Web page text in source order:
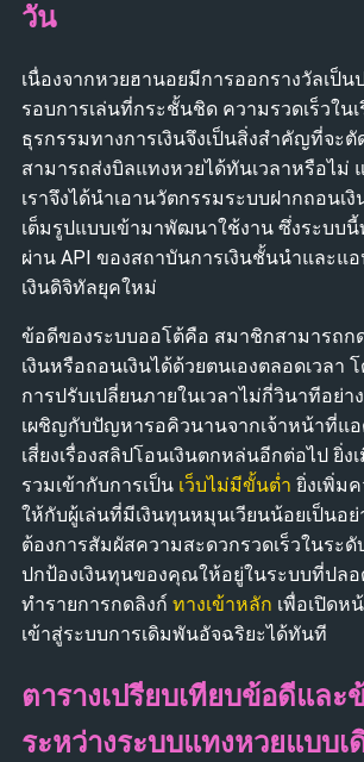
วัน
เนื่องจากหวยฮานอยมีการออกรางวัลเป็
รอบการเล่นที่กระชั้นชิด ความรวดเร็วใน
ธุรกรรมทางการเงินจึงเป็นสิ่งสำคัญที่จะตั
สามารถส่งบิลแทงหวยได้ทันเวลาหรือไม่
เราจึงได้นำเอานวัตกรรมระบบฝากถอนเ
เต็มรูปแบบเข้ามาพัฒนาใช้งาน ซึ่งระบบนี้
ผ่าน API ของสถาบันการเงินชั้นนำและแ
เงินดิจิทัลยุคใหม่
ข้อดีของระบบออโต้คือ สมาชิกสามารถก
เงินหรือถอนเงินได้ด้วยตนเองตลอดเวลา
การปรับเปลี่ยนภายในเวลาไม่กี่วินาทีอย่า
เผชิญกับปัญหารอคิวนานจากเจ้าหน้าที่แ
เสี่ยงเรื่องสลิปโอนเงินตกหล่นอีกต่อไป ยิ่ง
รวมเข้ากับการเป็น เว็บไม่มีขั้นต่ำ ยิ่งเพิ่ม
ให้กับผู้เล่นที่มีเงินทุนหมุนเวียนน้อยเป็นอ
ต้องการสัมผัสความสะดวกรวดเร็วในระดั
ปกป้องเงินทุนของคุณให้อยู่ในระบบที่ปล
ทำรายการกดลิงก์ ทางเข้าหลัก เพื่อเปิดห
เข้าสู่ระบบการเดิมพันอัจฉริยะได้ทันที
ตารางเปรียบเทียบข้อดีและ
ระหว่างระบบแทงหวยแบบเ